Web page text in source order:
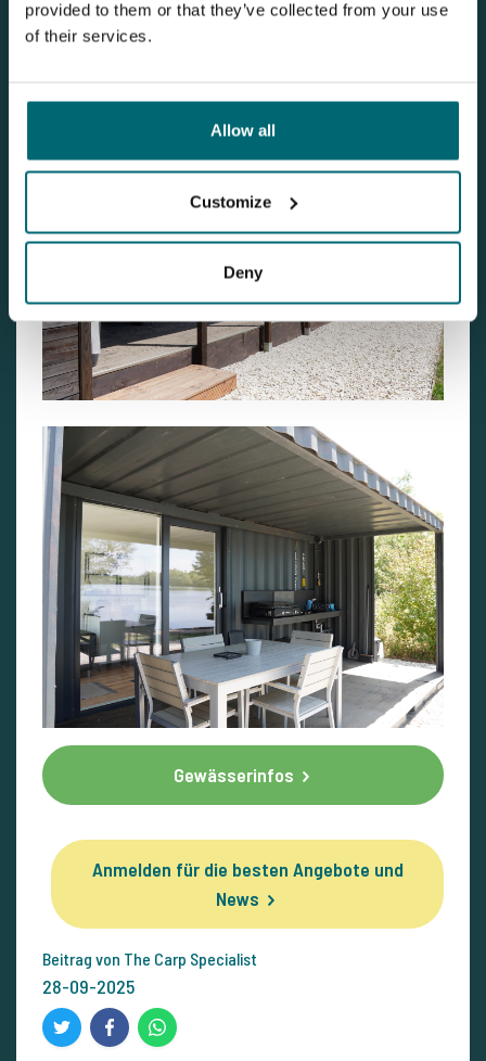
provided to them or that they’ve collected from your use
of their services.
Allow all
Customize
Deny
Karpfenurlaub. Wir freuen uns darauf, Dich bald an Dragon
Island willkommen zu heißen – dort, wo Fische wachsen,
Gewässerinfos
Anmelden für die besten Angebote und
News
Beitrag von The Carp Specialist
28-09-2025